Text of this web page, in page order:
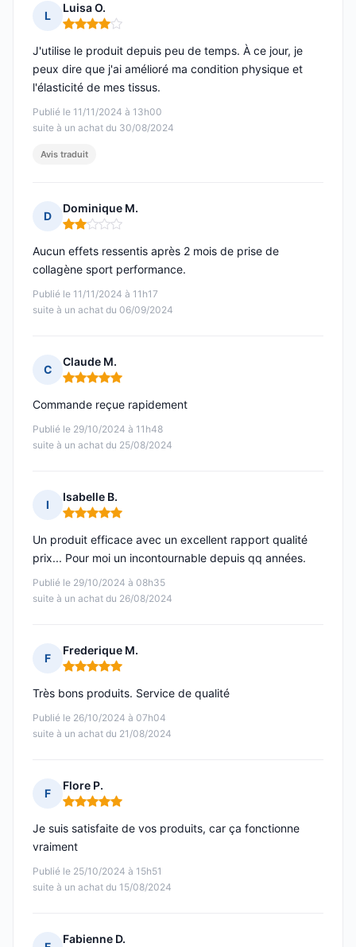
L
Luisa O.
Note : 4 sur 5
Publié le 11/11/2024 à 13h00
suite à un achat du 30/08/2024
J'utilise le produit depuis peu de temps. À ce jour, je
peux dire que j'ai amélioré ma condition physique et
l'élasticité de mes tissus.
Avis traduit
D
Dominique M.
Note : 2 sur 5
Publié le 11/11/2024 à 11h17
suite à un achat du 06/09/2024
Aucun effets ressentis après 2 mois de prise de
collagène sport performance.
C
Claude M.
Note : 5 sur 5
Publié le 29/10/2024 à 11h48
suite à un achat du 25/08/2024
Commande reçue rapidement
I
Isabelle B.
Note : 5 sur 5
Publié le 29/10/2024 à 08h35
suite à un achat du 26/08/2024
Un produit efficace avec un excellent rapport qualité
prix... Pour moi un incontournable depuis qq années.
F
Frederique M.
Note : 5 sur 5
Publié le 26/10/2024 à 07h04
suite à un achat du 21/08/2024
Très bons produits. Service de qualité
F
Flore P.
Note : 5 sur 5
Publié le 25/10/2024 à 15h51
suite à un achat du 15/08/2024
Je suis satisfaite de vos produits, car ça fonctionne
vraiment
Fabienne D.